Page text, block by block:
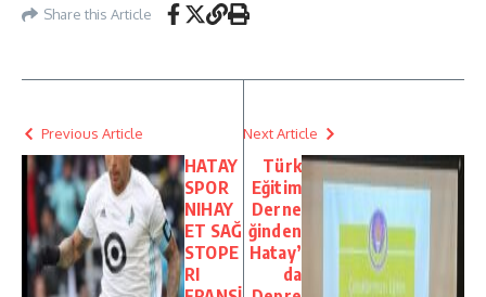
Share this Article
Previous Article
HATAY
SPOR
NIHAY
ET SAĞ
STOPE
RI
Next Article
Türk
Eğitim
Derne
ğinden
Hatay’
da